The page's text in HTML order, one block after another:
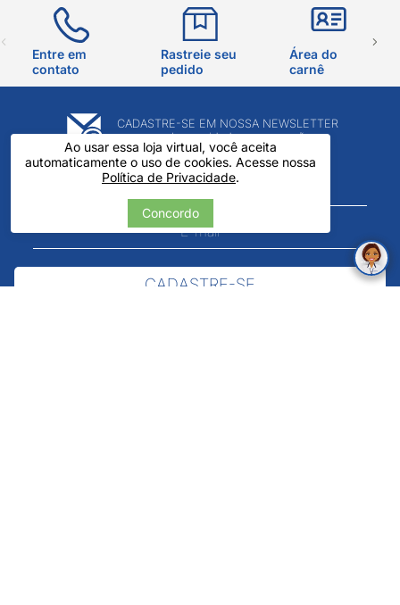
Ao usar essa loja virtual, você aceita
automaticamente o uso de cookies. Acesse nossa
Política de Privacidade.
Concordo
Entre em
contato
Rastreie seu
pedido
Área do
carnê
CADASTRE-SE EM NOSSA NEWSLETTER
e receba novidades e promoções
CADASTRE-SE